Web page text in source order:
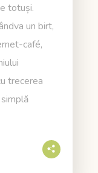
totuși.
un birt,
café,
trecerea